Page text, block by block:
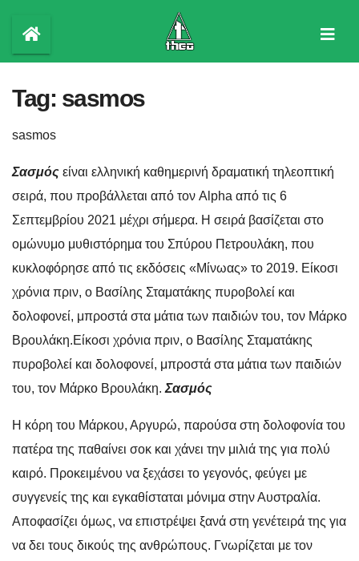
content
Tag: sasmos
sasmos
Σασμός είναι ελληνική καθημερινή δραματική τηλεοπτική
σειρά, που προβάλλεται από τον Alpha από τις 6
Σεπτεμβρίου 2021 μέχρι σήμερα. Η σειρά βασίζεται στο
ομώνυμο μυθιστόρημα του Σπύρου Πετρουλάκη, που
κυκλοφόρησε από τις εκδόσεις «Μίνωας» το 2019. Είκοσι
χρόνια πριν, ο Βασίλης Σταματάκης πυροβολεί και
δολοφονεί, μπροστά στα μάτια των παιδιών του, τον Μάρκο
Βρουλάκη.Είκοσι χρόνια πριν, ο Βασίλης Σταματάκης
πυροβολεί και δολοφονεί, μπροστά στα μάτια των παιδιών
του, τον Μάρκο Βρουλάκη. Σασμός
Η κόρη του Μάρκου, Αργυρώ, παρούσα στη δολοφονία του
πατέρα της παθαίνει σοκ και χάνει την μιλιά της για πολύ
καιρό. Προκειμένου να ξεχάσει το γεγονός, φεύγει με
συγγενείς της και εγκαθίσταται μόνιμα στην Αυστραλία.
Αποφασίζει όμως, να επιστρέψει ξανά στη γενέτειρά της για
να δει τους δικούς της ανθρώπους. Γνωρίζεται με τον